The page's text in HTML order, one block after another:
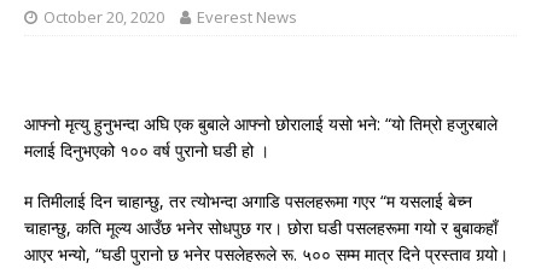
October 20, 2020 Everest News
आफ्नो मृत्यु हुनुभन्दा अघि एक बुबाले आफ्नो छोरालाई यसो भने: “यो तिम्रो हजुरबाले
मलाई दिनुभएको १०० वर्ष पुरानो घडी हो ।
म तिमीलाई दिन चाहान्छु, तर त्योभन्दा अगाडि पसलहरूमा गएर “म यसलाई बेच्न
चाहान्छु, कति मूल्य आउँछ भनेर सोधपुछ गर। छोरा घडी पसलहरूमा गयो र बुबाकहाँ
आएर भन्यो, “घडी पुरानो छ भनेर पसलेहरूले रू. ५०० सम्म मात्र दिने प्रस्ताव गर्‍यो।